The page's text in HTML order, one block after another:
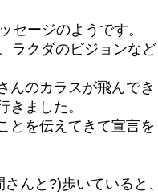
セージのようです。
ラクダのビジョンなど
んのカラスが飛んでき
きました。
とを伝えてきて宣言を
さんと?)歩いていると